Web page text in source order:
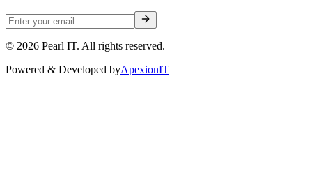
© 2026 Pearl IT. All rights reserved.
Powered & Developed byApexionIT